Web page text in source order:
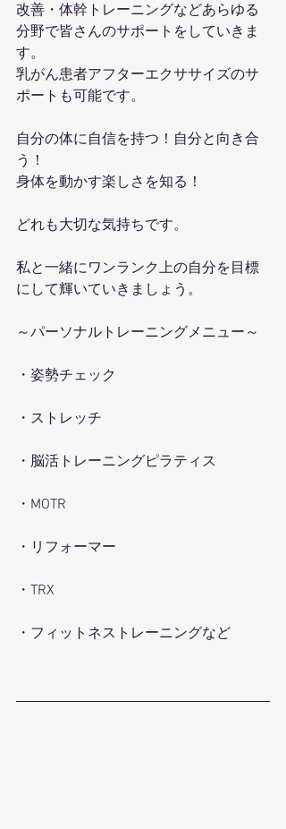
改善・体幹トレーニングなどあらゆる
分野で皆さんのサポートをしていきま
す。
乳がん患者アフターエクササイズのサ
ポートも可能です。
自分の体に自信を持つ！自分と向き合
う！
身体を動かす楽しさを知る！
どれも大切な気持ちです。
私と一緒にワンランク上の自分を目標
にして輝いていきましょう。
～パーソナルトレーニングメニュー～
・姿勢チェック
・ストレッチ
・脳活トレーニングピラティス
・MOTR
・リフォーマー
・TRX
・フィットネストレーニングなど